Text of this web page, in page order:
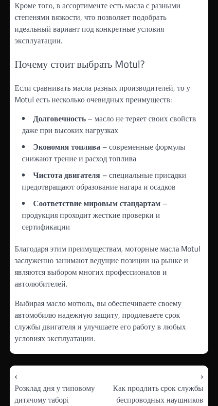
Кроме того, в ассортименте есть масла с разными
степенями вязкости, что позволяет подобрать
идеальный вариант под конкретные условия
эксплуатации.
Почему стоит выбрать Motul?
Если сравнивать масла разных производителей, то у
Motul есть несколько очевидных преимуществ:
Долговечность – масло не теряет своих свойств
даже при высоких нагрузках
Экономия топлива – современные формулы
снижают трение и расход топлива
Чистота двигателя – специальные присадки
предотвращают образование нагара и осадков
Соответствие мировым стандартам –
продукция проходит жесткие проверки и
сертификации
Благодаря этим преимуществам, моторные масла Motul
заслуженно занимают ведущие позиции на рынке и
являются выбором многих профессионалов и
автолюбителей.
Выбирая масло мотюль, вы обеспечиваете своему
автомобилю надежную защиту, продлеваете срок
службы двигателя и улучшаете его работу в любых
условиях эксплуатации.
Навігація
записів
⟵
Розклад дня у типовому
дитячому таборі
Как продлить срок службы
беспроводных наушников
⟶